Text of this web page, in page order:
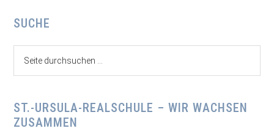
Seitenspalte
SUCHE
ST.-URSULA-REALSCHULE – WIR WACHSEN
ZUSAMMEN